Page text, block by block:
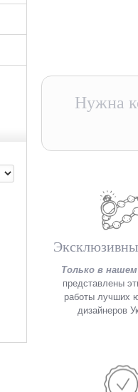
Нужна
Только в
представлены
работы лучших
дизайнеров